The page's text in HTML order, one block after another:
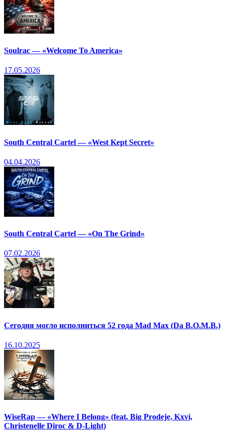
Soulrac — «Welcome To America»
17.05.2026
South Central Cartel — «West Kept Secret»
04.04.2026
South Central Cartel — «On The Grind»
07.02.2026
Сегодня могло исполниться 52 года Mad Max (Da B.O.M.B.)
16.10.2025
WiseRap — «Where I Belong» (feat. Big Prodeje, Kxvi,
Christenelle Diroc & D-Light)